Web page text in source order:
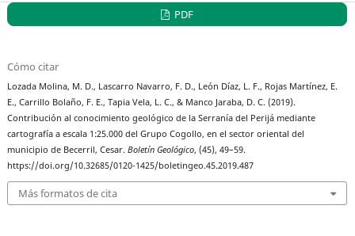
PDF
Cómo citar
Lozada Molina, M. D., Lascarro Navarro, F. D., León Díaz, L. F., Rojas Martínez, E.
E., Carrillo Bolaño, F. E., Tapia Vela, L. C., & Manco Jaraba, D. C. (2019).
Contribución al conocimiento geológico de la Serranía del Perijá mediante
cartografía a escala 1:25.000 del Grupo Cogollo, en el sector oriental del
municipio de Becerril, Cesar.Boletín Geológico, (45), 49–59.
https://doi.org/10.32685/0120-1425/boletingeo.45.2019.487
Más formatos de cita